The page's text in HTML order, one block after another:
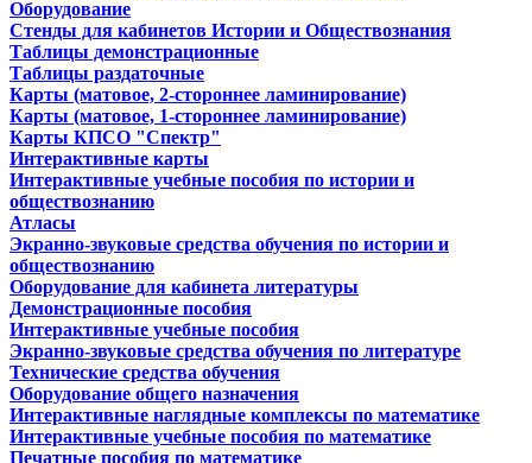
Оборудование
Стенды для кабинетов Истории и Обществознания
Таблицы демонстрационные
Таблицы раздаточные
Карты (матовое, 2-стороннее ламинирование)
Карты (матовое, 1-стороннее ламинирование)
Карты КПСО "Спектр"
Интерактивные карты
Интерактивные учебные пособия по истории и
обществознанию
Атласы
Экранно-звуковые средства обучения по истории и
обществознанию
Оборудование для кабинета литературы
Демонстрационные пособия
Интерактивные учебные пособия
Экранно-звуковые средства обучения по литературе
Технические средства обучения
Оборудование общего назначения
Интерактивные наглядные комплексы по математике
Интерактивные учебные пособия по математике
Печатные пособия по математике